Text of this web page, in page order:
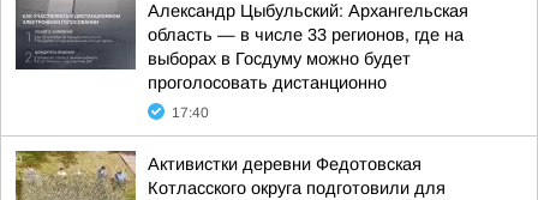
Александр Цыбульский: Архангельская
область — в числе 33 регионов, где на
выборах в Госдуму можно будет
проголосовать дистанционно
17:40
Активистки деревни Федотовская
Котласского округа подготовили для